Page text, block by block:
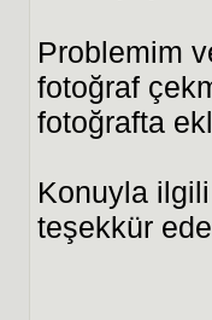
Problemim
fotoğraf
fotoğrafta
Konuyla
teşekkür